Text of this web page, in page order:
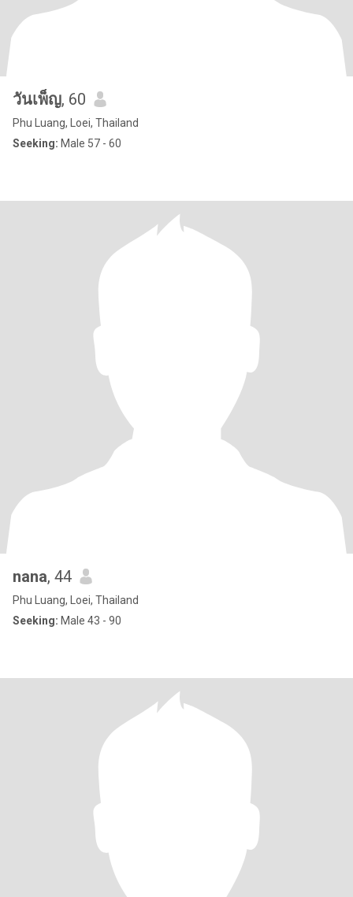
วันเพ็ญ, 60
Phu Luang, Loei, Thailand
Seeking: Male 57 - 60
nana, 44
Phu Luang, Loei, Thailand
Seeking: Male 43 - 90